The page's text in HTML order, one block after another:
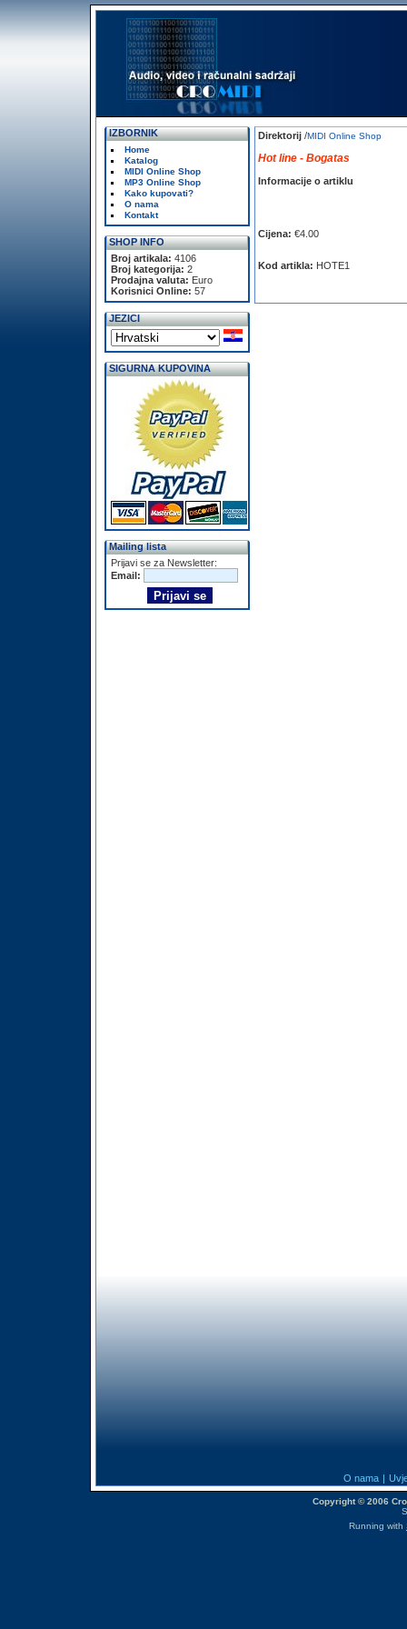
IZBORNIK
Home
Katalog
MIDI Online Shop
MP3 Online Shop
Kako kupovati?
O nama
Kontakt
SHOP INFO
Broj artikala: 4106
Broj kategorija: 2
Prodajna valuta: Euro
Korisnici Online: 57
JEZICI
SIGURNA KUPOVINA
Mailing lista
Prijavi se za Newsletter:
Email:
Direktorij /MIDI Online Shop
Hot line - Bogatas
Informacije o artiklu
Cijena: €4.00
Kod artikla: HOTE1
O nama |
Copyright © 2006
Running with